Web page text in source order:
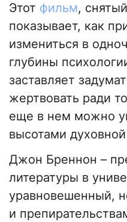
Этот фильм,
показывает, как
измениться в
глубины
заставляет
жертвовать ради
еще в нем можно
высотами
Джон Бреннон –
литературы в
уравновешенный,
и